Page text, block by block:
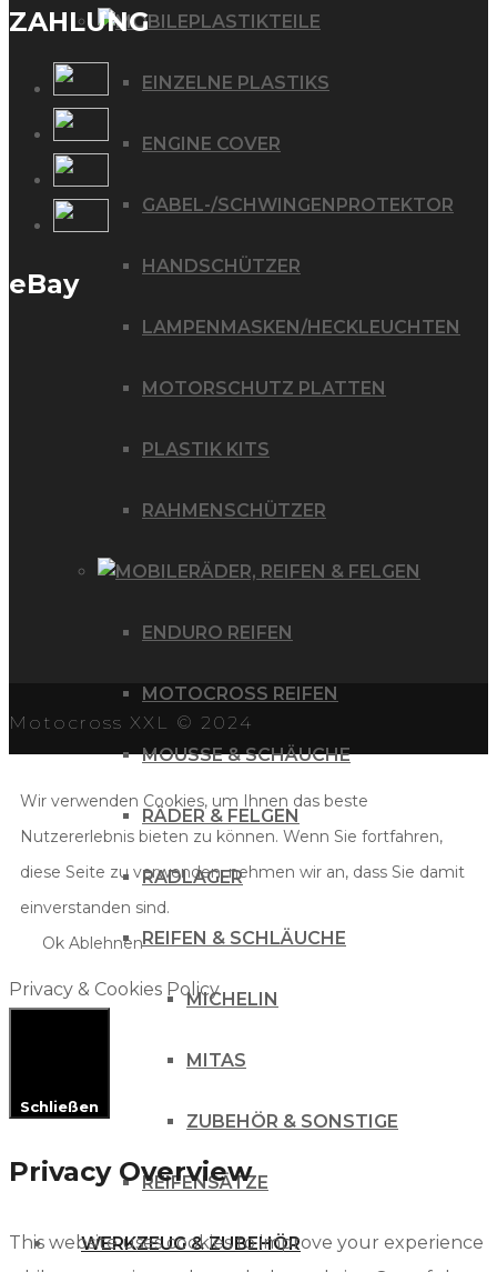
PLASTIKTEILE
EINZELNE PLASTIKS
ENGINE COVER
GABEL-/SCHWINGENPROTEKTOR
HANDSCHÜTZER
LAMPENMASKEN/HECKLEUCHTEN
MOTORSCHUTZ PLATTEN
PLASTIK KITS
RAHMENSCHÜTZER
RÄDER, REIFEN & FELGEN
ENDURO REIFEN
MOTOCROSS REIFEN
MOUSSE & SCHÄUCHE
RÄDER & FELGEN
RADLAGER
REIFEN & SCHLÄUCHE
MICHELIN
MITAS
ZUBEHÖR & SONSTIGE
REIFENSÄTZE
WERKZEUG & ZUBEHÖR
ZAHLUNG
eBay
Motocross XXL © 2024
Wir verwenden Cookies, um Ihnen das beste
Nutzererlebnis bieten zu können. Wenn Sie fortfahren,
diese Seite zu verwenden, nehmen wir an, dass Sie damit
einverstanden sind.
Ok Ablehnen
Privacy & Cookies Policy
Schließen
Privacy Overview
This website uses cookies to improve your experience